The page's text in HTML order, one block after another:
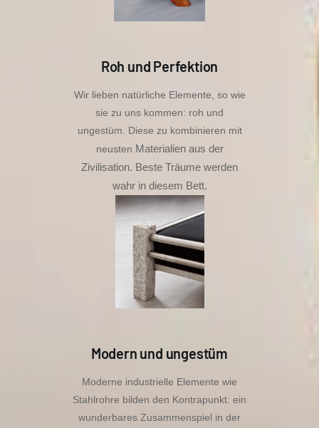
Roh und Perfektion
Wir lieben natürliche Elemente, so wie
sie zu uns kommen: roh und
ungestüm. Diese zu kombinieren mit
neusten Materialien aus der
Zivilisation. Beste Träume werden
wahr in diesem Bett.
Modern und ungestüm
Moderne industrielle Elemente wie
Stahlrohre bilden den Kontrapunkt: ein
wunderbares Zusammenspiel in der